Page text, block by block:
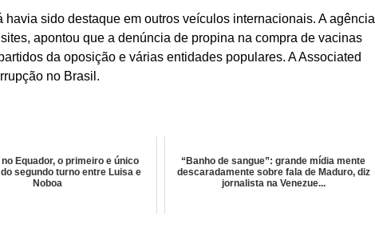
havia sido destaque em outros veículos internacionais. A agência
apontou que a denúncia de propina na compra de vacinas
da oposição e várias entidades populares. A Associated
no Brasil.
no Equador, o primeiro e único
segundo turno entre Luisa e
Noboa
“Banho de sangue”: grande mídia mente
descaradamente sobre fala de Maduro, diz
jornalista na Venezue...